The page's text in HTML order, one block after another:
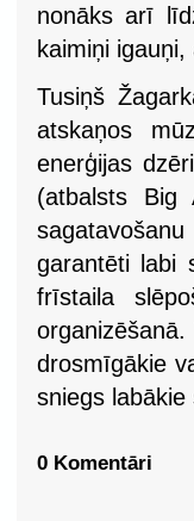
nonāks arī
kaimiņi
Tusiņš
atskaņos
enerģijas
(atbalsts Big
garantēti labi
frīstaila
drosmīgākie
sniegs
0 Komentāri